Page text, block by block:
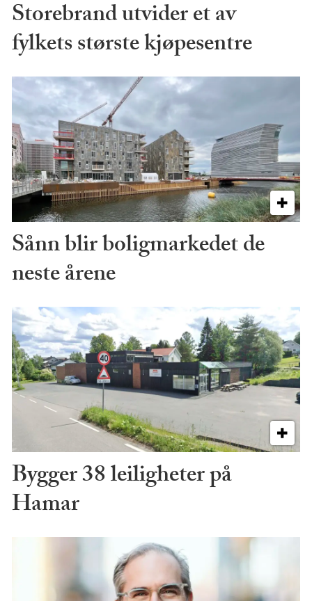
Storebrand utvider et av
fylkets største kjøpesentre
Sånn blir boligmarkedet de
neste årene
Bygger 38 leiligheter på
Hamar